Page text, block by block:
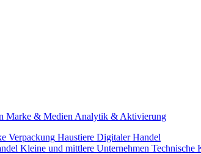
Marke & Medien Analytik & Aktivierung
Verpackung Haustiere Digitaler Handel
Kleine und mittlere Unternehmen Technische